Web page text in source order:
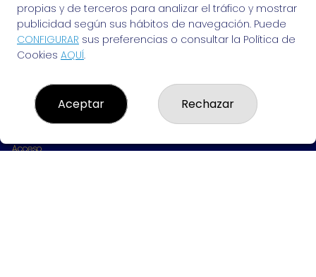
EL VENDEDOR DE SUEÑOS
¿Quiénes somos?
Resultados
Contacto
Empresas
Acceso
propias y de terceros para analizar el tráfico y mostrar
publicidad según sus hábitos de navegación. Puede
CONFIGURAR sus preferencias o consultar la Política de
Cookies AQUÍ.
Aceptar Rechazar